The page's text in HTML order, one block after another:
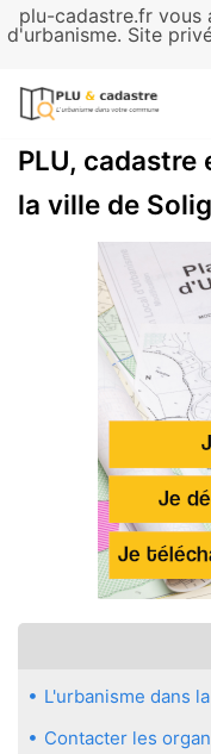
plu-cadastre.fr vous
d'urbanisme. Site
Aller
contenu
PLU,
la ville de
L'urbanisme dans
Contacter les